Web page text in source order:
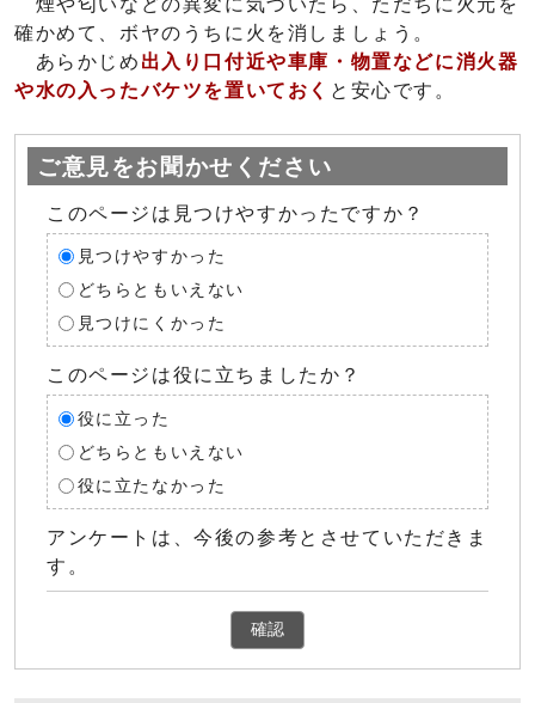
確かめて、ボヤのうちに火を消しましょう。
あらかじめ 出入り口付近や車庫・物置などに消火器
や水の入ったバケツを置いておく と安心です。
ご意見をお聞かせください
このページは見つけやすかったですか？
見つけやすかった
どちらともいえない
見つけにくかった
このページは役に立ちましたか？
役に立った
どちらともいえない
役に立たなかった
アンケートは、今後の参考とさせていただきま
す。
確認